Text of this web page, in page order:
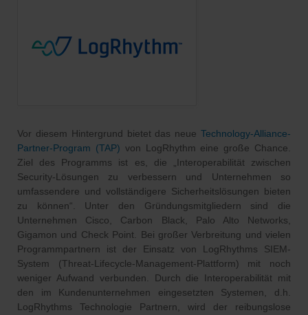
Vor diesem Hintergrund bietet das neueTechnology-Alliance-
Partner-Program (TAP) von LogRhythm eine große Chance.
Ziel des Programms ist es, die „Interoperabilität zwischen
Security-Lösungen zu verbessern und Unternehmen so
umfassendere und vollständigere Sicherheitslösungen bieten
zu können“. Unter den Gründungsmitgliedern sind die
Unternehmen Cisco, Carbon Black, Palo Alto Networks,
Gigamon und Check Point. Bei großer Verbreitung und vielen
Programmpartnern ist der Einsatz von LogRhythms SIEM-
System (Threat-Lifecycle-Management-Plattform) mit noch
weniger Aufwand verbunden. Durch die Interoperabilität mit
den im Kundenunternehmen eingesetzten Systemen, d.h.
LogRhythms Technologie Partnern, wird der reibungslose